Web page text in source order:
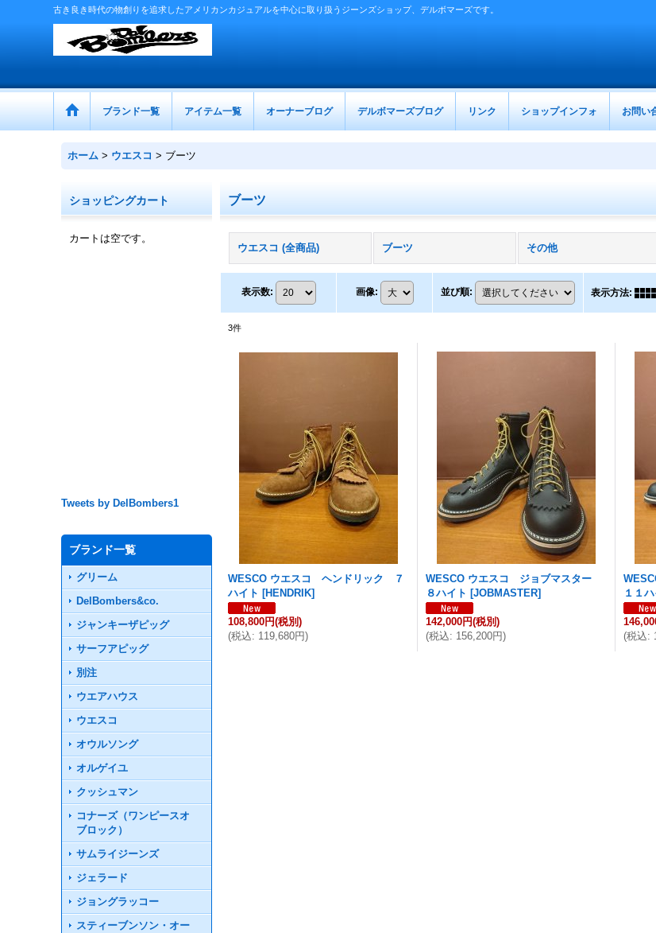
古き良き時代の物創りを追求したアメリカンカジュアルを中心に取り扱うジーンズショップ、デルボマーズです。
ブランド一覧 アイテム一覧 オーナーブログ デルボマーズブログ リンク ショップインフォ お問い
ホーム > ウエスコ > ブーツ
ショッピングカート
カートは空です。
Tweets by DelBombers1
ブランド一覧
グリーム
DelBombers&co.
ジャンキーザピッグ
サーフアピッグ
別注
ウエアハウス
ウエスコ
オウルソング
オルゲイユ
クッシュマン
コナーズ（ワンピースオ
ブロック）
サムライジーンズ
ジェラード
ジョングラッコー
スティーブンソン・オー
ブーツ
ウエスコ (全商品) ブーツ その他
表示数: 画像: 並び順: 表示方法:
3件
WESCO ウエスコ ヘンドリック ７
ハイト [HENDRIK]
108,800円(税別)
(税込: 119,680円)
WESCO ウエスコ ジョブマスター
８ハイト [JOBMASTER]
142,000円(税別)
(税込: 156,200円)
１１
(税込: